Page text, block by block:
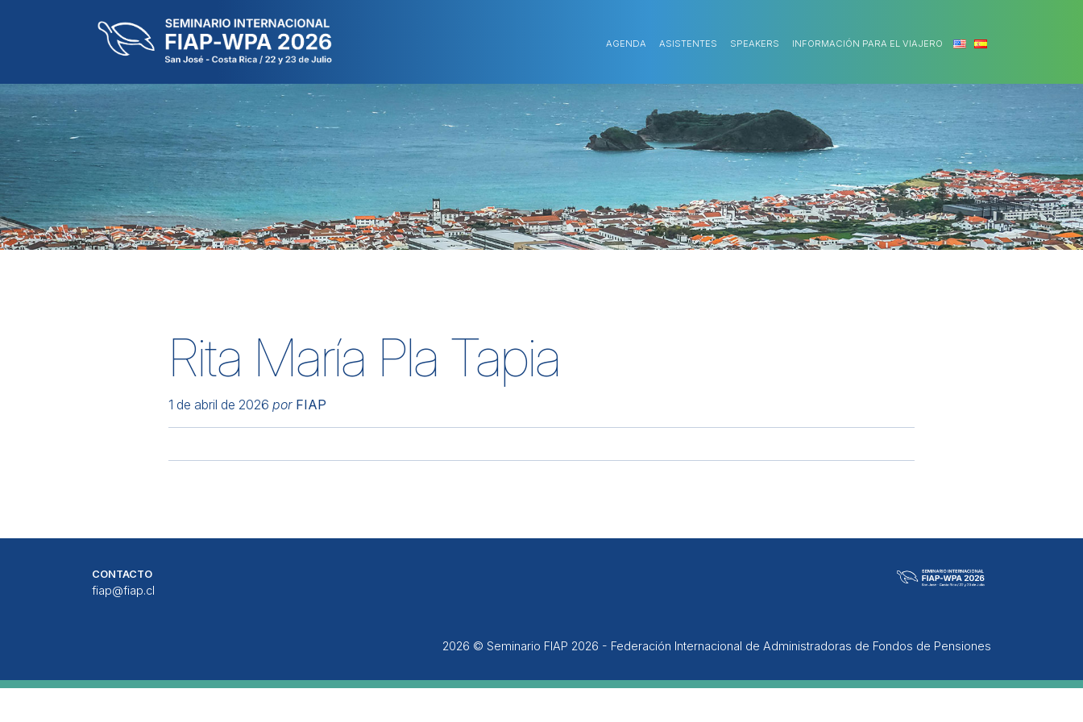
AGENDA ASISTENTES SPEAKERS INFORMACIÓN PARA EL VIAJERO
Rita María Pla Tapia
1 de abril de 2026 por FIAP
CONTACTO
fiap@fiap.cl
2026 © Seminario FIAP 2026 - Federación Internacional de Administradoras de Fondos de Pensiones